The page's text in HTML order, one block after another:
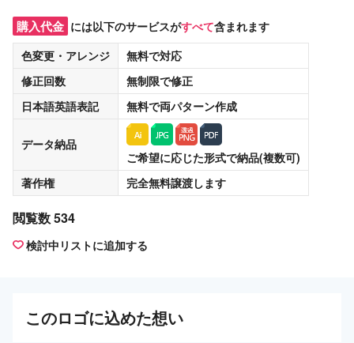
購入代金 には以下のサービスがすべて含まれます
色変更・アレンジ
無料で対応
修正回数
無制限で修正
日本語英語表記
無料で両パターン作成
データ納品
ご希望に応じた形式で納品(複数可)
著作権
完全無料譲渡します
閲覧数 534
検討中リストに追加する
このロゴに込めた想い